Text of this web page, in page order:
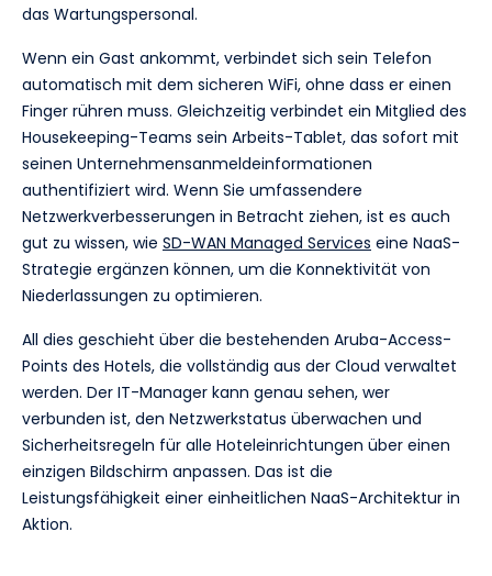
das Wartungspersonal.
Wenn ein Gast ankommt, verbindet sich sein Telefon
automatisch mit dem sicheren WiFi, ohne dass er einen
Finger rühren muss. Gleichzeitig verbindet ein Mitglied des
Housekeeping-Teams sein Arbeits-Tablet, das sofort mit
seinen Unternehmensanmeldeinformationen
authentifiziert wird. Wenn Sie umfassendere
Netzwerkverbesserungen in Betracht ziehen, ist es auch
gut zu wissen, wie SD-WAN Managed Services eine NaaS-
Strategie ergänzen können, um die Konnektivität von
Niederlassungen zu optimieren.
All dies geschieht über die bestehenden Aruba-Access-
Points des Hotels, die vollständig aus der Cloud verwaltet
werden. Der IT-Manager kann genau sehen, wer
verbunden ist, den Netzwerkstatus überwachen und
Sicherheitsregeln für alle Hoteleinrichtungen über einen
einzigen Bildschirm anpassen. Das ist die
Leistungsfähigkeit einer einheitlichen NaaS-Architektur in
Aktion.